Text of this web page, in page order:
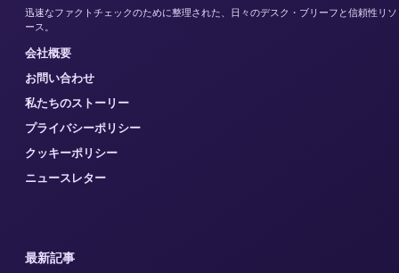
迅速なファクトチェックのために整理された、日々のデスク・ブリーフと信頼性リソ
ース。
会社概要
お問い合わせ
私たちのストーリー
プライバシーポリシー
クッキーポリシー
ニュースレター
最新記事